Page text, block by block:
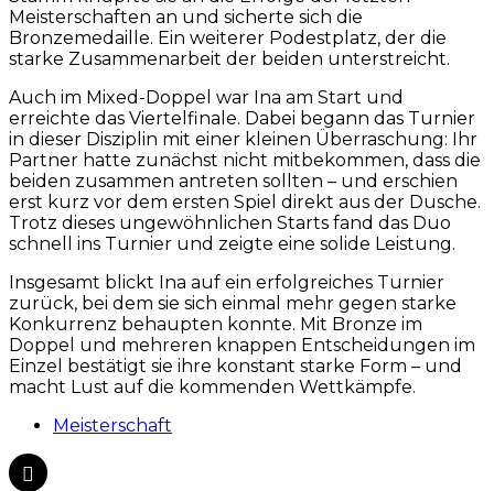
Meisterschaften an und sicherte sich die
Bronzemedaille. Ein weiterer Podestplatz, der die
starke Zusammenarbeit der beiden unterstreicht.
Auch im Mixed-Doppel war Ina am Start und
erreichte das Viertelfinale. Dabei begann das Turnier
in dieser Disziplin mit einer kleinen Überraschung: Ihr
Partner hatte zunächst nicht mitbekommen, dass die
beiden zusammen antreten sollten – und erschien
erst kurz vor dem ersten Spiel direkt aus der Dusche.
Trotz dieses ungewöhnlichen Starts fand das Duo
schnell ins Turnier und zeigte eine solide Leistung.
Insgesamt blickt Ina auf ein erfolgreiches Turnier
zurück, bei dem sie sich einmal mehr gegen starke
Konkurrenz behaupten konnte. Mit Bronze im
Doppel und mehreren knappen Entscheidungen im
Einzel bestätigt sie ihre konstant starke Form – und
macht Lust auf die kommenden Wettkämpfe.
Meisterschaft